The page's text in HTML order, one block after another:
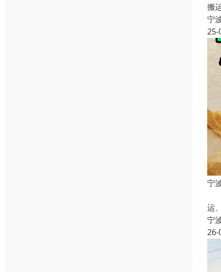
搬
宁
25-
宁
运
宁
26-